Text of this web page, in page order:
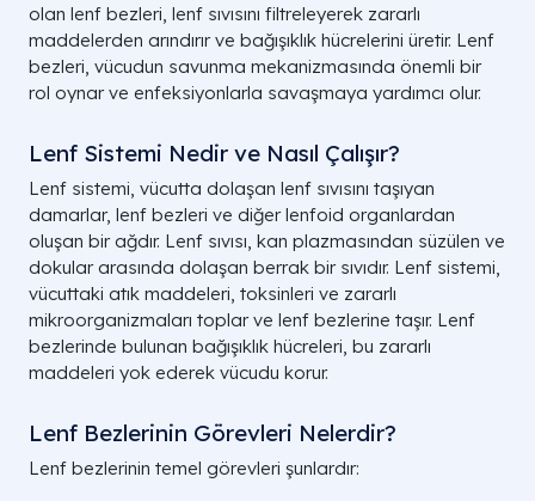
olan lenf bezleri, lenf sıvısını filtreleyerek zararlı
maddelerden arındırır ve bağışıklık hücrelerini üretir. Lenf
bezleri, vücudun savunma mekanizmasında önemli bir
rol oynar ve enfeksiyonlarla savaşmaya yardımcı olur.
Lenf Sistemi Nedir ve Nasıl Çalışır?
Lenf sistemi, vücutta dolaşan lenf sıvısını taşıyan
damarlar, lenf bezleri ve diğer lenfoid organlardan
oluşan bir ağdır. Lenf sıvısı, kan plazmasından süzülen ve
dokular arasında dolaşan berrak bir sıvıdır. Lenf sistemi,
vücuttaki atık maddeleri, toksinleri ve zararlı
mikroorganizmaları toplar ve lenf bezlerine taşır. Lenf
bezlerinde bulunan bağışıklık hücreleri, bu zararlı
maddeleri yok ederek vücudu korur.
Lenf Bezlerinin Görevleri Nelerdir?
Lenf bezlerinin temel görevleri şunlardır: